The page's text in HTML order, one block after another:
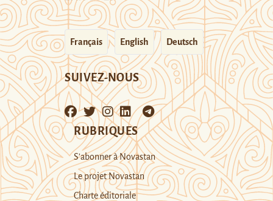
Français English Deutsch
SUIVEZ-NOUS
RUBRIQUES
S’abonner à Novastan
Le projet Novastan
Charte éditoriale